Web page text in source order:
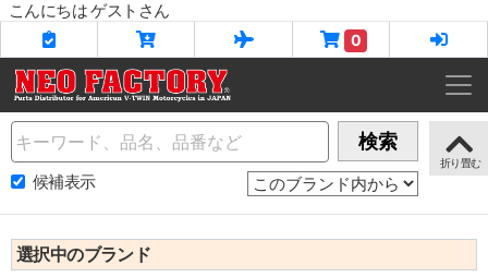
こんにちは ゲストさん
0
Name 検索
候補表示
選択中のブランド